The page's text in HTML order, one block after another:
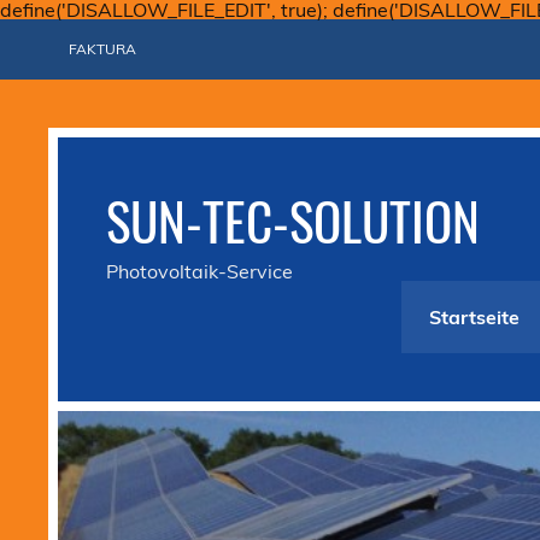
define('DISALLOW_FILE_EDIT', true);
FAKTURA
SUN-TEC-SOLUTION
Photovoltaik-Service
Startseite